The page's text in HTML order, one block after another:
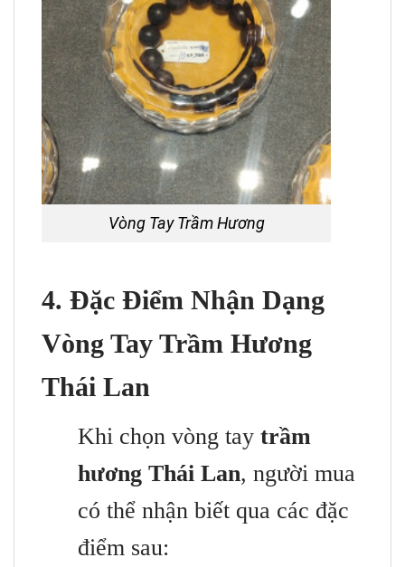
Vòng Tay Trầm Hương
4. Đặc Điểm Nhận Dạng
Vòng Tay Trầm Hương
Thái Lan
Khi chọn vòng tay trầm
hương Thái Lan, người mua
có thể nhận biết qua các đặc
điểm sau: